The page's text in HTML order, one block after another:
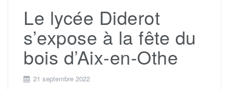
Le lycée Diderot
s’expose à la fête du
bois d’Aix-en-Othe
21 septembre 2022